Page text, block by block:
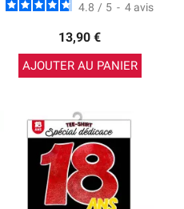
4.8 / 5 - 4 avis
13,90 €
AJOUTER AU PANIER